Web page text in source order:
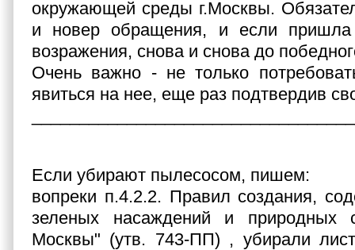
окружающей среды г.Москвы.
и новер обращения, и если пришла
возражения, снова и снова до
Очень важно - не только
явиться на нее, еще раз подтвердив
Если убирают пылесосом, пишем:
вопреки п.4.2.2. Правил создания,
зеленых насаждений и природных
Москвы" (утв. 743-ПП) , убирали